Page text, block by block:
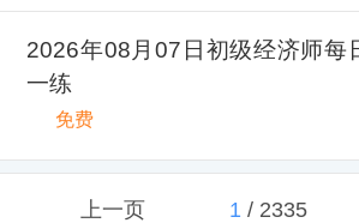
2026年08月07日初级经济师每
一练
免费
上一页 1/ 2335